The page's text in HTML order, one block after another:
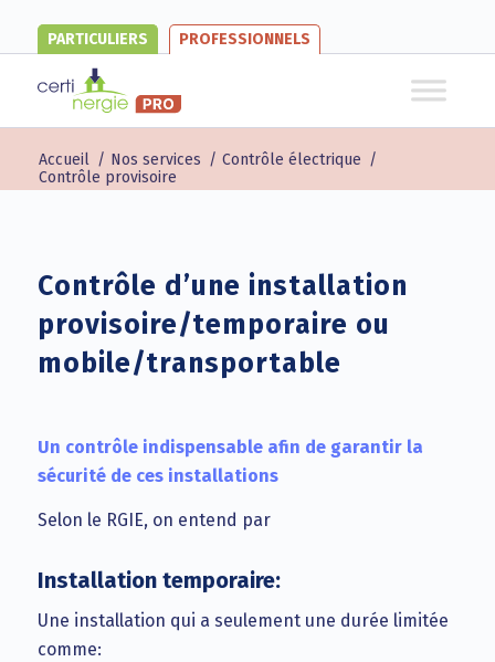
PARTICULIERS PROFESSIONNELS
Accueil / Nos services / Contrôle électrique /
Contrôle provisoire
Contrôle d’une installation
provisoire/temporaire ou
mobile/transportable
Un contrôle indispensable afin de garantir la
sécurité de ces installations
Selon le RGIE, on entend par
Installation temporaire:
Une installation qui a seulement une durée limitée
comme: